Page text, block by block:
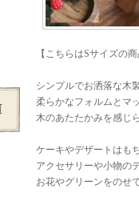
【こちらはSサイズの商
シンプルでお洒落な木
柔らかなフォルムとマ
木のあたたかみを感じ
ケーキやデザートはも
アクセサリーや小物の
お花やグリーンをのせ